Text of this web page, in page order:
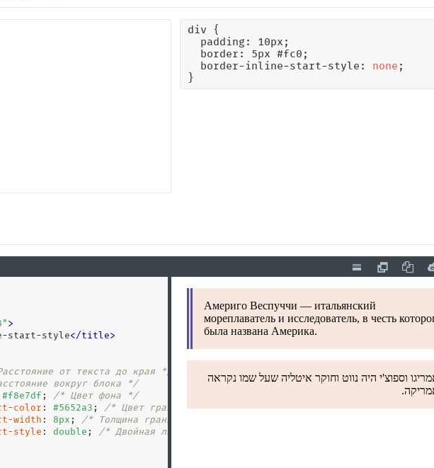
div {
  padding: 10px;
  border: 5px #fc0;
  border-inline-start-style:
none ;
}
" >
start-style</title>
от текста до края */
вокруг блока */
#f8e7df ;
/* Цвет фона */
color : #5652a3 ;
/* Цвет границы */
width : 8px ;
/* Толщина границы */
style : double ;
/* Двойная линия */